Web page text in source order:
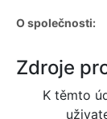
O společnosti:
Zdroje
K těmto